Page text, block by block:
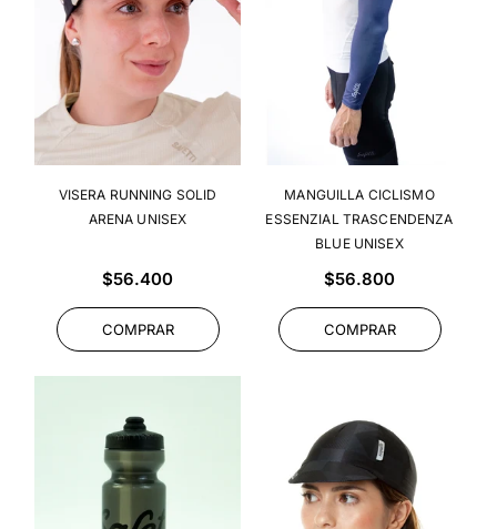
VISERA RUNNING SOLID
ARENA UNISEX
Precio
$56.400
COMPRAR
MANGUILLA CICLISMO
ESSENZIAL TRASCENDENZA
BLUE UNISEX
Precio
$56.800
COMPRAR